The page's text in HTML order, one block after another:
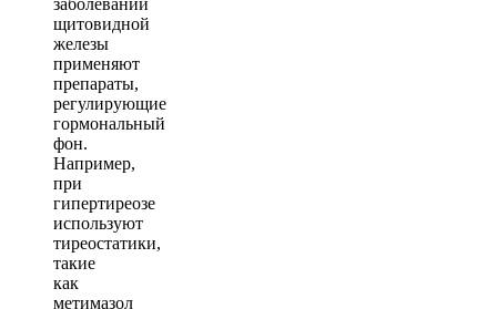
заболеваний
щитовидной
железы
применяют
препараты,
регулирующие
гормональный
фон.
Например,
при
гипертиреозе
используют
тиреостатики,
такие
как
метимазол